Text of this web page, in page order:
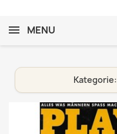
MENU
Kategorie: